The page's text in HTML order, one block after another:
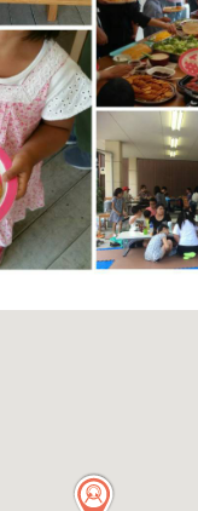
示板
（埼玉県社会福祉
る・運営する
ドバイザー